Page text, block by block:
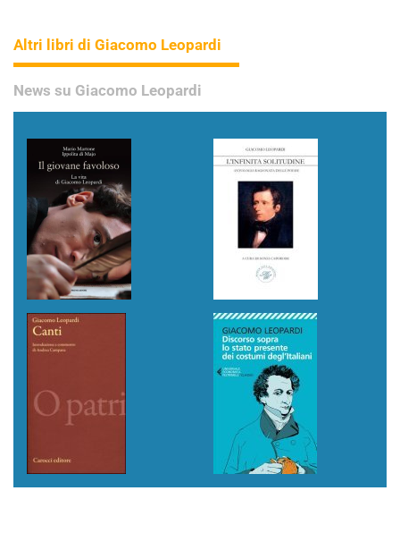
Altri libri di Giacomo Leopardi
News su Giacomo Leopardi